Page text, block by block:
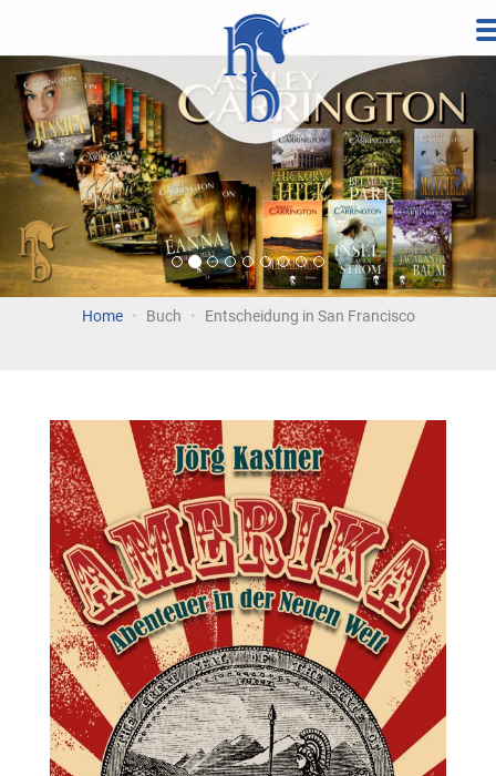
InhaltVorherige
Home Buch Entscheidung in San Francisco